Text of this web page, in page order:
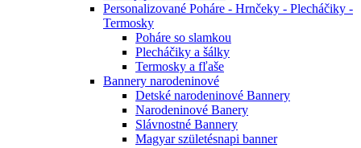
Personalizované Poháre - Hrnčeky - Plecháčiky -
Termosky
Poháre so slamkou
Plecháčiky a šálky
Termosky a fľaše
Bannery narodeninové
Detské narodeninové Bannery
Narodeninové Banery
Slávnostné Bannery
Magyar születésnapi banner